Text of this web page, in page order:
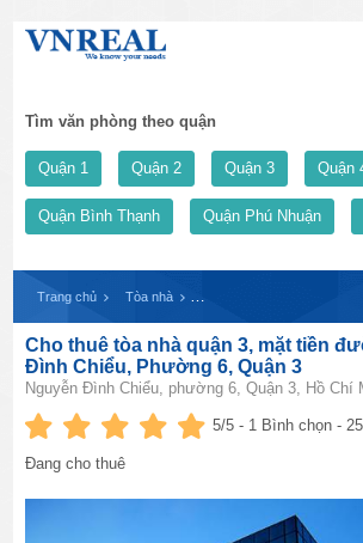
Tìm văn phòng theo quận
Quận 1 Quận 2 Quận 3 Quận
Quận Bình Thạnh Quận Phú Nhuận
Trang chủ Tòa nhà
Cho thuê tòa nhà quận 3, mặt tiền
Đình Chiểu, Phường 6, Quận 3
Nguyễn Đình Chiểu, phường 6, Quận 3, Hồ Chí
5/5 - 1 Bình chọn -
Đang cho thuê